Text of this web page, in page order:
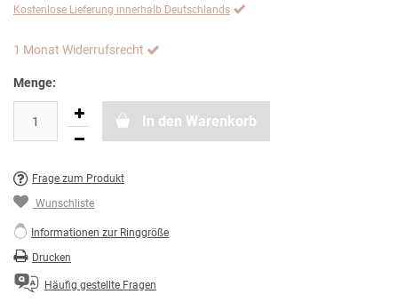
Kostenlose Lieferung innerhalb Deutschlands
1 Monat Widerrufsrecht
Menge:
In den Warenkorb
Frage zum Produkt
Wunschliste
Informationen zur Ringgröße
Drucken
Häufig gestellte Fragen